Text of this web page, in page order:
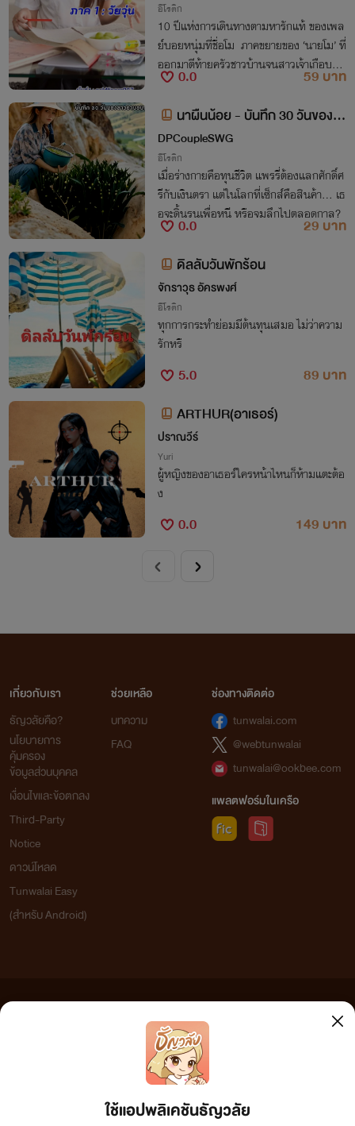
อีโรติก
10 ปีแห่งการเดินทางตามหารักแท้ ของเพล
ย์บอยหนุ่มที่ชื่อโม ภาคขยายของ ‘นายโม’ ที่
ออกมาตีท้ายครัวชาวบ้านจนสาวเจ้าเกือบบ้า
นแตก ในเรื่อง ‘คบเด็กสร้างบ้าน’
0.0
59 บาท
นาผืนน้อย - บันทึก 30 วันของสา
วอาบอบนวด ( ภาค 1 : ครึ่งเดือนแร
ก )
DPCoupleSWG
อีโรติก
เมื่อร่างกายคือทุนชีวิต แพรรี่ต้องแลกศักดิ์ศ
รีกับเงินตรา แต่ในโลกที่เซ็กส์คือสินค้า… เธ
อจะดิ้นรนเพื่อหนี หรือจมลึกไปตลอดกาล?
0.0
29 บาท
ดิลลับวันพักร้อน
จักราวุธ อัครพงศ์
อีโรติก
ทุกการกระทำย่อมมีต้นทุนเสมอ ไม่ว่าความ
รักหรื
5.0
89 บาท
ARTHUR(อาเธอร์)
ปราณวีร์
Yuri
ผู้หญิงของอาเธอร์ใครหน้าไหนก็ห้ามแตะต้อ
ง
0.0 149 บาท
ใช้แอปพลิเคชันธัญวลัย
เกี่ยวกับเรา
ธัญวลัยคือ?
นโยบายการ
คุ้มครอง
ข้อมูลส่วนบุคคล
เงื่อนไขและข้อตกลง
Third-Party
Notice
ดาวน์โหลด
Tunwalai Easy
(สำหรับ Android)
ช่วยเหลือ
บทความ
FAQ
ช่องทางติดต่อ
tunwalai.com
@webtunwalai
tunwalai@ookbee.com
แพลตฟอร์มในเครือ
เว็บไซต์แห่งนี้ไม่ได้เห็นด้วยและไม่ขอรับผิดชอบต่อข้อความใดๆ ทั้งสิ้น ดังนั้นผู้อ่านทุกท่านโปรดใช้
วิจารณญาณในการกลั่นกรองด้วยตนเอง และหากท่านพบข้อความใดๆ ที่ขัดต่อกฎหมายและศีลธรรม
กรุณาแจ้งมาที่ tunwalai@ookbee.com เพื่อทีมงานจะได้ดำเนินการในทันที ทั้งนี้ ทางเว็บไซต์ขอสงวน
ลิขสิทธิ์ตามพระราชบัญญัติลิขสิทธิ์ (ฉบับเพิ่มเติม) พ.ศ.2558